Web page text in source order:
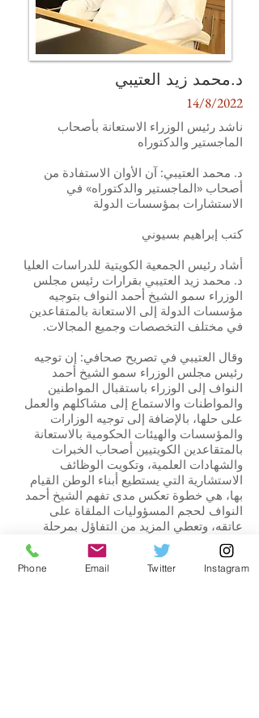
ناشد رئيس الوزراء الاستعانة بأصحاب
الماجستير والدكتوراه
د. محمد العتيبي: آن الأوان الاستفادة من
أصحاب «الماجستير والدكتوراه» في
الاستشارات بمؤسسات الدولة
كتب إبراهيم بسيوني
أشاد رئيس الجمعية الكويتية للدراسات العليا
د. محمد زيد العتيبي بقرارات رئيس مجلس
الوزراء سمو الشيخ أحمد النواف بتوجيه
مؤسسات الدولة إلى الاستعانة بالمتقاعدين
في مختلف التخصصات وجميع المجالات.
وقال العتيبي في تصريح صحافي: إن توجيه
رئيس مجلس الوزراء سمو الشيخ أحمد
النواف إلى الوزراء باستقبال المواطنين
والمواطنات والاستماع إلى مشاكلهم والعمل
على حلها، بالإضافة إلى توجيه الوزارات
والمؤسسات والهيئات الحكومية بالاستعانة
بالمتقاعدين الكويتيين أصحاب الخبرات
والشهادات العلمية، وتكويت الوظائف
الاستشارية التي يستطيع أبناء الوطن القيام
بها، هي خطوة تعكس مدى تفهم الشيخ أحمد
النواف لحجم المسؤوليات الملقاة على
عاتقه، وتعطي المزيد من التفاؤل بمرحلة
جديدة ستعيشها البلاد نحو المزيد من التطور
والإصلاح.
د.محمد زيد العتيبي
14/8/2022
Phone Email Twitter Instagram